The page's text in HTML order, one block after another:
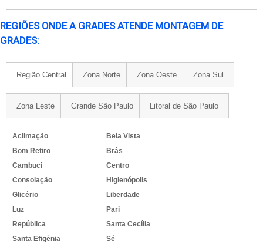
REGIÕES ONDE A GRADES ATENDE MONTAGEM DE
GRADES:
Região Central Zona Norte Zona Oeste Zona Sul
Zona Leste Grande São Paulo Litoral de São Paulo
Aclimação
Bela Vista
Bom Retiro
Brás
Cambuci
Centro
Consolação
Higienópolis
Glicério
Liberdade
Luz
Pari
República
Santa Cecília
Santa Efigênia
Sé